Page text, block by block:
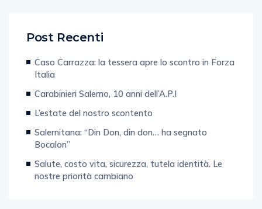
Italia
Carabinieri Salerno, 10 anni dell’A.P.I
L’estate del nostro scontento
Salernitana: “Din Don, din don… ha segnato
Bocalon”
Salute, costo vita, sicurezza, tutela identità. Le
nostre priorità cambiano